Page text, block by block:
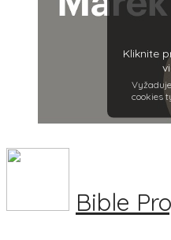
Kliknite
cookies
Bible